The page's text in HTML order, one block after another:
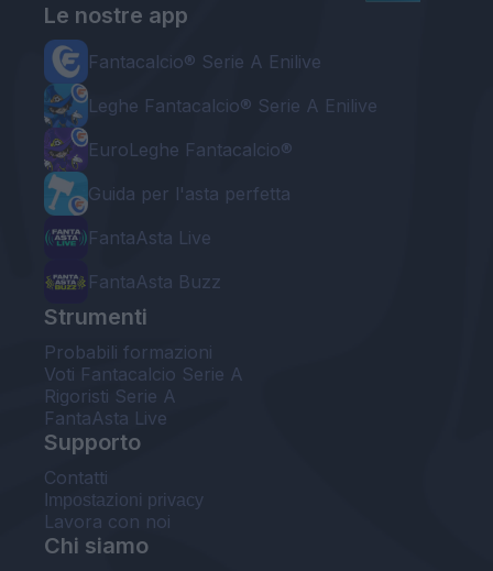
Le nostre app
Fantacalcio® Serie A Enilive
Leghe Fantacalcio® Serie A Enilive
EuroLeghe Fantacalcio®
Guida per l'asta perfetta
FantaAsta Live
FantaAsta Buzz
Strumenti
Probabili formazioni
Voti Fantacalcio Serie A
Rigoristi Serie A
FantaAsta Live
Supporto
Contatti
Impostazioni privacy
Lavora con noi
Chi siamo